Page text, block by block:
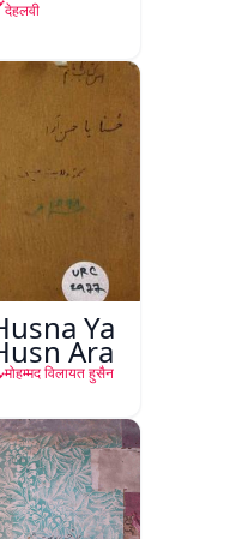
देहलवी
Ya
Ara
मोहम्मद विलायत हुसैन